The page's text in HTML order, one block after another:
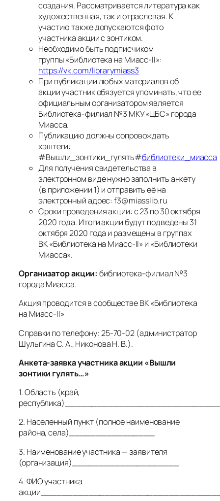
создания. Рассматривается литература как
художественная, так и отраслевая. К
участию также допускаются фото
участника акции с зонтиком.
Необходимо быть подписчиком
группы «Библиотека на Миасс-II»:
https://vk.com/librarymiass3
При публикации любых материалов об
акции участник обязуется упоминать, что ее
официальным организатором является
Библиотека-филиал №3 МКУ «ЦБС» города
Миасса.
Публикацию должны сопровождать
хэштеги:
#Вышли_зонтики_гулять#библиотеки_миасса
Для получения свидетельства в
электронном виде нужно заполнить анкету
(в приложении 1) и отправить её на
электронный адрес: f3@miasslib.ru
Сроки проведения акции: с 23 по 30 октября
2020 года. Итоги акции будут подведены 31
октября 2020 года и размещены в группах
ВК «Библиотека на Миасс-II» и «Библиотеки
Миасса».
Организатор акции:библиотека-филиал №3
города Миасса.
Акция проводится в сообществе ВК «Библиотека
на Миасс-II»
Справки по телефону: 25-70-02 (администратор
Шульгина С. А., Никонова Н. В.).
Анкета-заявка участника акции «Вышли
зонтики гулять…»
1. Область (край,
2. Населенный пункт (полное наименование
района, села)________________
3. Наименование участника — заявителя
(организация)____________________
4. ФИО участника